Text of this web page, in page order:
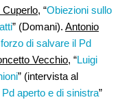
Cuperlo, “Obiezioni sullo
” (Domani). Antonio
di salvare il Pd
Vecchio, “Luigi
” (intervista al
Pd aperto e di sinistra”